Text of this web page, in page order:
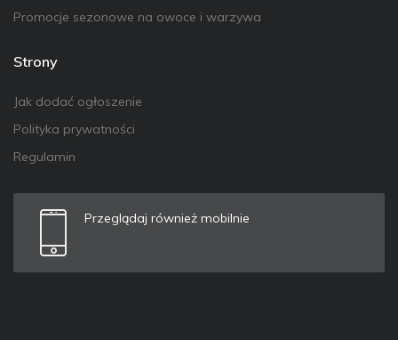
Promocje sezonowe na owoce i warzywa
Strony
Jak dodać ogłoszenie
Polityka prywatności
Regulamin
Przeglądaj również mobilnie